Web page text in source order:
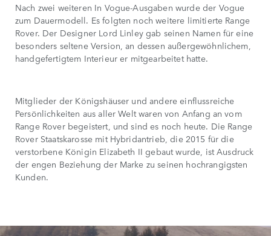
Nach zwei weiteren In Vogue-Ausgaben wurde der Vogue
zum Dauermodell. Es folgten noch weitere limitierte Range
Rover. Der Designer Lord Linley gab seinen Namen für eine
besonders seltene Version, an dessen außergewöhnlichem,
handgefertigtem Interieur er mitgearbeitet hatte.
Mitglieder der Königshäuser und andere einflussreiche
Persönlichkeiten aus aller Welt waren von Anfang an vom
Range Rover begeistert, und sind es noch heute. Die Range
Rover Staatskarosse mit Hybridantrieb, die 2015 für die
verstorbene Königin Elizabeth II gebaut wurde, ist Ausdruck
der engen Beziehung der Marke zu seinen hochrangigsten
Kunden.